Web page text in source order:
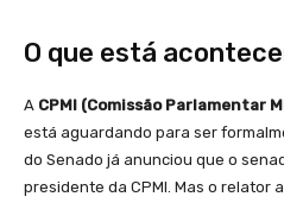
O que está
A CPMI (Comissão Parlamentar
está aguardando para ser
do Senado já anunciou que o
presidente da CPMI. Mas o relator